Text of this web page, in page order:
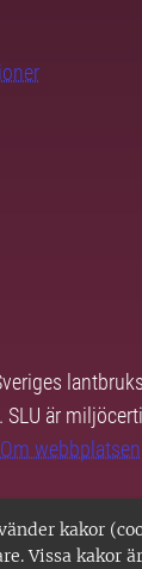
kakor
Vissa kakor
SLU är
Om webbplatsen